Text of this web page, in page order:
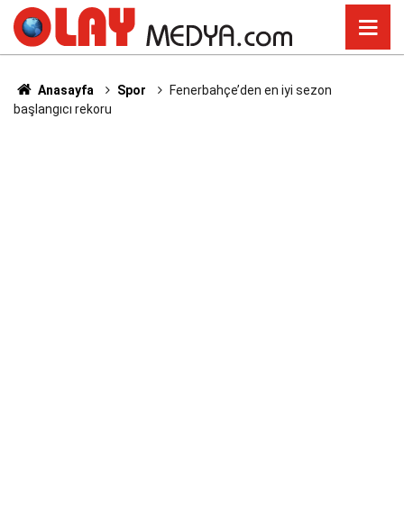
Anasayfa Spor
Fenerbahçe’den en iyi sezon
başlangıcı rekoru